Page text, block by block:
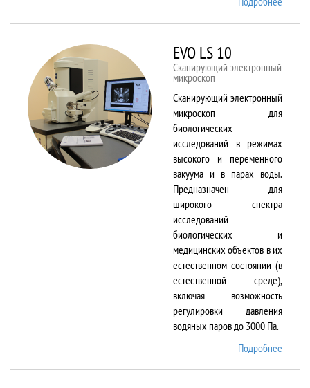
EVO LS 10
Сканирующий электронный
микроскоп
Сканирующий электронный
микроскоп для
биологических
исследований в режимах
высокого и переменного
вакуума и в парах воды.
Предназначен для
широкого спектра
исследований
биологических и
медицинских объектов в их
естественном состоянии (в
естественной среде),
включая возможность
регулировки давления
водяных паров до 3000 Па.
Подробнее